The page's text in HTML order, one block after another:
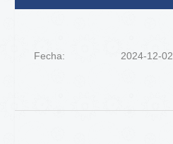
Fecha: 2024-12-02